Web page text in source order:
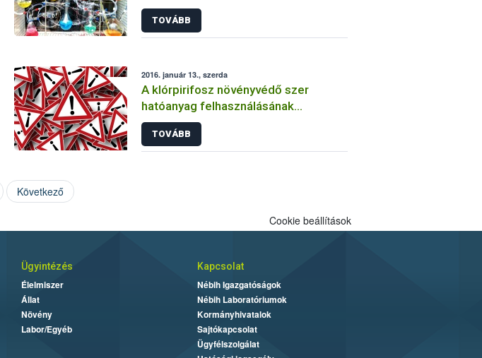
TOVÁBB
2016. január 13., szerda
A klórpirifosz növényvédő szer
hatóanyag felhasználásának
korlátozása
TOVÁBB
Következő
Cookie beállítások
Ügyintézés
Élelmiszer
Állat
Növény
Labor/Egyéb
Kapcsolat
Nébih Igazgatóságok
Nébih Laboratóriumok
Kormányhivatalok
Sajtókapcsolat
Ügyfélszolgálat